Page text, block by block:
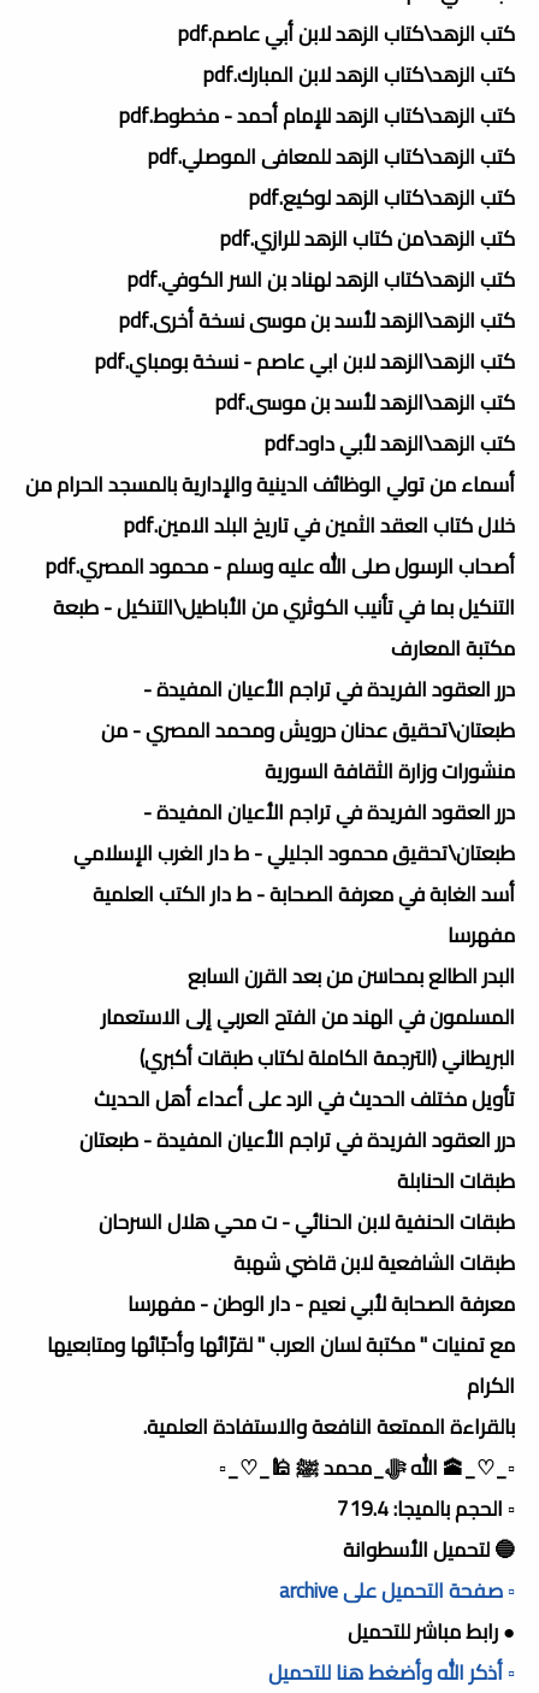
كتب الزهد\كتاب الزهد لابن أبي عاصم.pdf
كتب الزهد\كتاب الزهد لابن المبارك.pdf
كتب الزهد\كتاب الزهد للإمام أحمد - مخطوط.pdf
كتب الزهد\كتاب الزهد للمعافى الموصلي.pdf
كتب الزهد\كتاب الزهد لوكيع.pdf
كتب الزهد\من كتاب الزهد للرازي.pdf
كتب الزهد\كتاب الزهد لهناد بن السر الكوفي.pdf
كتب الزهد\الزهد لأسد بن موسى نسخة أخرى.pdf
كتب الزهد\الزهد لابن ابي عاصم - نسخة بومباي.pdf
كتب الزهد\الزهد لأسد بن موسى.pdf
كتب الزهد\الزهد لأبي داود.pdf
أسماء من تولي الوظائف الدينية والإدارية بالمسجد الحرام من
خلال كتاب العقد الثمين في تاريخ البلد الامين.pdf
أصحاب الرسول صلى الله عليه وسلم - محمود المصري.pdf
التنكيل بما في تأنيب الكوثري من الأباطيل\التنكيل - طبعة
مكتبة المعارف
درر العقود الفريدة في تراجم الأعيان المفيدة -
طبعتان\تحقيق عدنان درويش ومحمد المصري - من
منشورات وزارة الثقافة السورية
درر العقود الفريدة في تراجم الأعيان المفيدة -
طبعتان\تحقيق محمود الجليلي - ط دار الغرب الإسلامي
أسد الغابة في معرفة الصحابة - ط دار الكتب العلمية
مفهرسا
البدر الطالع بمحاسن من بعد القرن السابع
المسلمون في الهند من الفتح العربي إلى الاستعمار
البريطاني (الترجمة الكاملة لكتاب طبقات أكبري)
تأويل مختلف الحديث في الرد على أعداء أهل الحديث
درر العقود الفريدة في تراجم الأعيان المفيدة - طبعتان
طبقات الحنابلة
طبقات الحنفية لابن الحنائي - ت محي هلال السرحان
طبقات الشافعية لابن قاضي شهبة
معرفة الصحابة لأبي نعيم - دار الوطن - مفهرسا
مع تمنيات " مكتبة لسان العرب " لقرّائها وأحبّائها ومتابعيها
الكرام
بالقراءة الممتعة النافعة والاستفادة العلمية.
▫️_♡_🕋 الله ﷻ_محمد ﷺ 🕌_♡_▫️
▫️ الحجم بالميجا: 719.4
🔵 لتحميل الأسطوانة
▫️ صفحة التحميل على archive
● رابط مباشر للتحميل
▫️ أذكر الله وأضغط هنا للتحميل